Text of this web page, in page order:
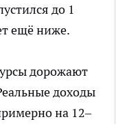
до 1
ещё ниже.
дорожают
доходы
на 12–